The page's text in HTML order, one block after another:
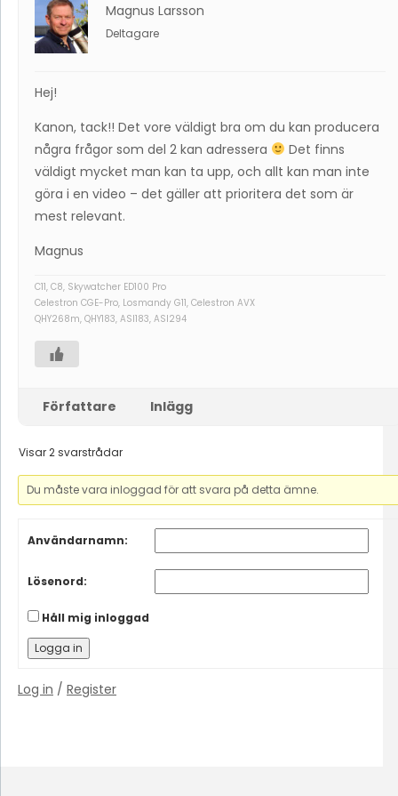
Magnus Larsson
Deltagare
Hej!
Kanon, tack!! Det vore väldigt bra om du kan producera
några frågor som del 2 kan adressera
Det finns
väldigt mycket man kan ta upp, och allt kan man inte
göra i en video – det gäller att prioritera det som är
mest relevant.
Magnus
C11, C8, Skywatcher ED100 Pro
Celestron CGE-Pro, Losmandy G11, Celestron AVX
QHY268m, QHY183, ASI183, ASI294
Författare Inlägg
Visar 2 svarstrådar
Du måste vara inloggad för att svara på detta ämne.
Användarnamn:
Lösenord:
Håll mig inloggad
Logga in
Log in / Register